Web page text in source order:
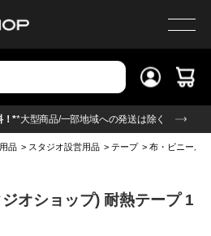
！**大型商品/一部地域への発送は除く
品 > スタジオ設営用品 >テープ >布・ビニール
オショップ) 耐熱テープ 1